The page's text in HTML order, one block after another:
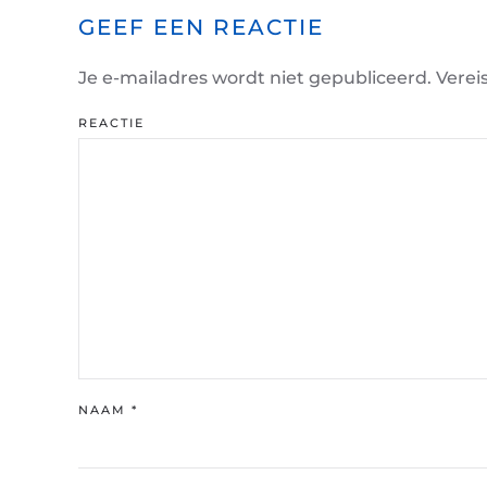
GEEF EEN REACTIE
Je e-mailadres wordt niet gepubliceerd.
REACTIE
NAAM *